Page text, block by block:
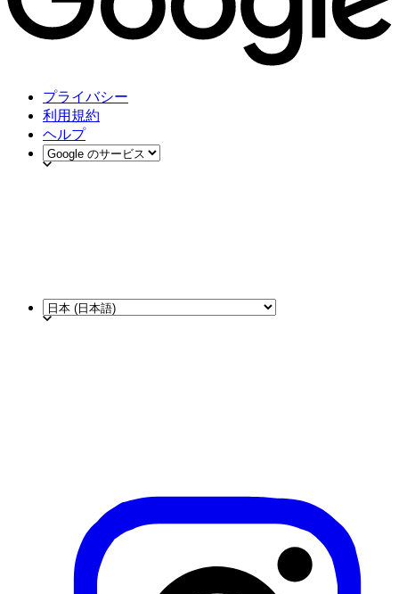
プライバシー
利用規約
ヘルプ